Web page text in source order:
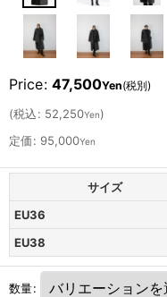
Price: 47,500Yen(税別)
(税込: 52,250Yen)
定価: 95,000Yen
サイズ
EU36
EU38
数量: